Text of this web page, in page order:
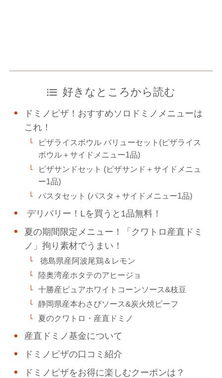
好きなところから読む
ドミノピザ！おすすめソロドミノメニューは
これ！
ピザライスボウル バリューセット(ピザライス
ボウル＋サイドメニュー1品)
ピザサンドセット (ピザサンド＋サイドメニュ
ー1品)
パスタセット (パスタ＋サイドメニュー1品)
デリバリー！Lを買うと1品無料！
夏の期間限定メニュー！「クワトロ産直ドミ
ノ」拘り素材でうまい！
徳島県産阿波尾鶏＆レモン
陸奥湾産ホタテのアヒージョ
十勝産ピュアホワイトコーンソース&枝豆
静岡県産本わさびソース&炭火焼ビーフ
夏のクワトロ・産直ドミノ
産直ドミノ基金について
ドミノピザの口コミ紹介
ドミノピザをお得に楽しむクーポンは？